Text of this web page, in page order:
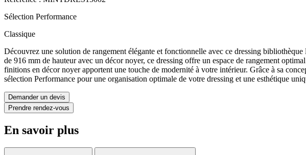
Sélection Performance
Classique
Découvrez une solution de rangement élégante et fonctionnelle avec ce dressing
de 916 mm de hauteur avec un décor noyer, ce dressing offre un espace de rangement
finitions en décor noyer apportent une touche de modernité à votre intérieur. Grâce à sa
sélection Performance pour une organisation optimale de votre dressing et une esthétique
Demander un devis
Prendre rendez-vous
En savoir plus